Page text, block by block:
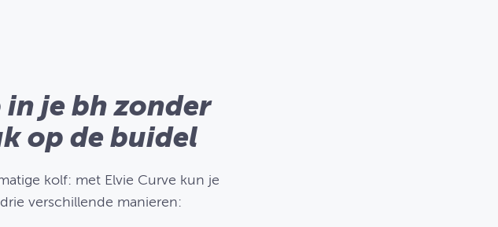
je bh zonder
op de buidel
kolf: met Elvie Curve kun je
verschillende manieren: